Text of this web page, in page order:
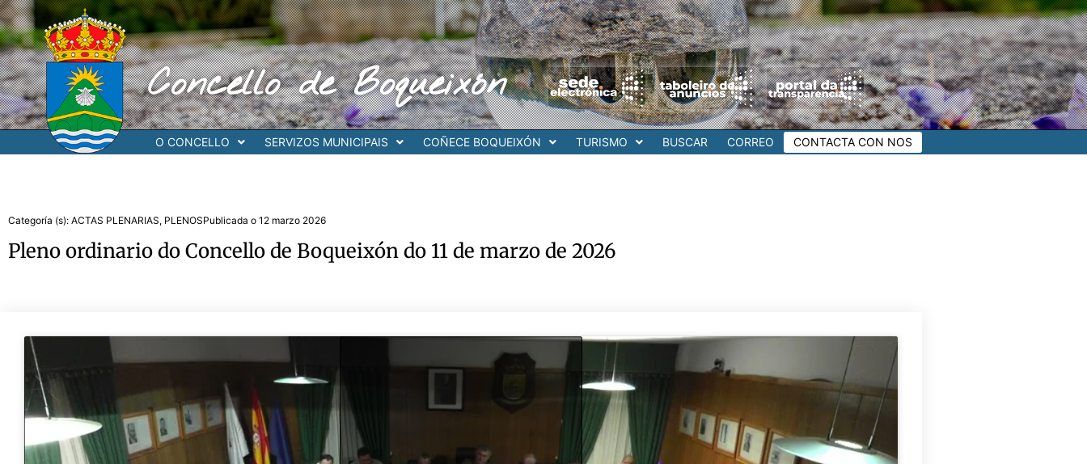
Ir
al
contenido
Concello de Boqueixón
O CONCELLO SERVIZOS MUNICIPAIS COÑECE BOQUEIXÓN TURISMO BUSCAR CORREO CONTACTA CON NOS
Categoría (s): ACTAS PLENARIAS, PLENOSPublicada o 12 marzo 2026
Pleno ordinario do Concello de Boqueixón do 11 de marzo de 2026